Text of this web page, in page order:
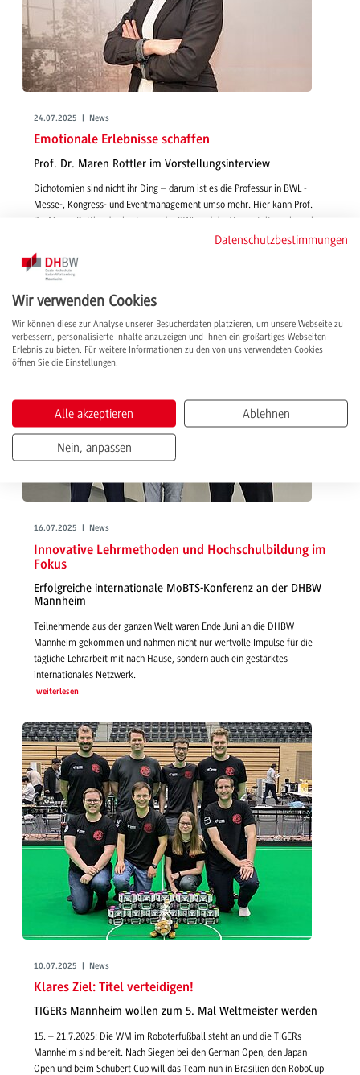
24.07.2025 | News
Emotionale Erlebnisse schaffen
Prof. Dr. Maren Rottler im Vorstellungsinterview
Dichotomien sind nicht ihr Ding – darum ist es die Professur in BWL -
Messe-, Kongress- und Eventmanagement umso mehr. Hier kann Prof.
Dr. Maren Rottler das beste aus der BWL und der Veranstaltungsbranche
vereinen. Im Video-Interview stellen wir die Professorin vor.
weiterlesen
16.07.2025 | News
Innovative Lehrmethoden und Hochschulbildung im
Fokus
Erfolgreiche internationale MoBTS-Konferenz an der DHBW
Mannheim
Teilnehmende aus der ganzen Welt waren Ende Juni an die DHBW
Mannheim gekommen und nahmen nicht nur wertvolle Impulse für die
tägliche Lehrarbeit mit nach Hause, sondern auch ein gestärktes
internationales Netzwerk.
weiterlesen
10.07.2025 | News
Klares Ziel: Titel verteidigen!
TIGERs Mannheim wollen zum 5. Mal Weltmeister werden
15. – 21.7.2025: Die WM im Roboterfußball steht an und die TIGERs
Mannheim sind bereit. Nach Siegen bei den German Open, den Japan
Open und beim Schubert Cup will das Team nun in Brasilien den RoboCup
Datenschutzbestimmungen
Wir verwenden Cookies
Wir können diese zur Analyse unserer Besucherdaten platzieren, um unsere Webseite zu
verbessern, personalisierte Inhalte anzuzeigen und Ihnen ein großartiges Webseiten-
Erlebnis zu bieten. Für weitere Informationen zu den von uns verwendeten Cookies
öffnen Sie die Einstellungen.
Alle akzeptieren Ablehnen
Nein, anpassen